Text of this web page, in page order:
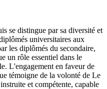
se distingue par sa diversité et
universitaires aux
les diplômés du secondaire,
un rôle essentiel dans le
L'engagement en faveur de
témoigne de la volonté de Le
et compétente, capable